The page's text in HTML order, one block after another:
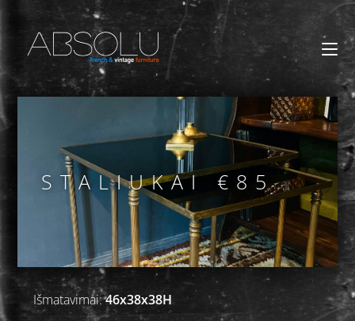
STALIUKAI €85
Išmatavimai:46x38x38H